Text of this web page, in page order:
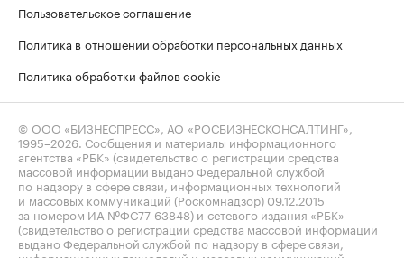
Пользовательское соглашение
Политика в отношении обработки персональных данных
Политика обработки файлов cookie
© ООО «БИЗНЕСПРЕСС», АО «РОСБИЗНЕСКОНСАЛТИНГ»,
1995–2026. Сообщения и материалы информационного
агентства «РБК» (свидетельство о регистрации средства
массовой информации выдано Федеральной службой
по надзору в сфере связи, информационных технологий
и массовых коммуникаций (Роскомнадзор) 09.12.2015
за номером ИА №ФС77-63848) и сетевого издания «РБК»
(свидетельство о регистрации средства массовой информации
выдано Федеральной службой по надзору в сфере связи,